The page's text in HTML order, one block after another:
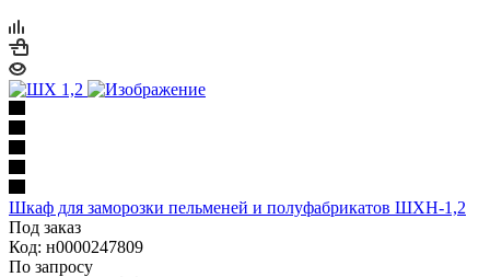
Шкаф для заморозки пельменей и полуфабрикатов ШХН-1,2
Под заказ
Код: н0000247809
По запросу